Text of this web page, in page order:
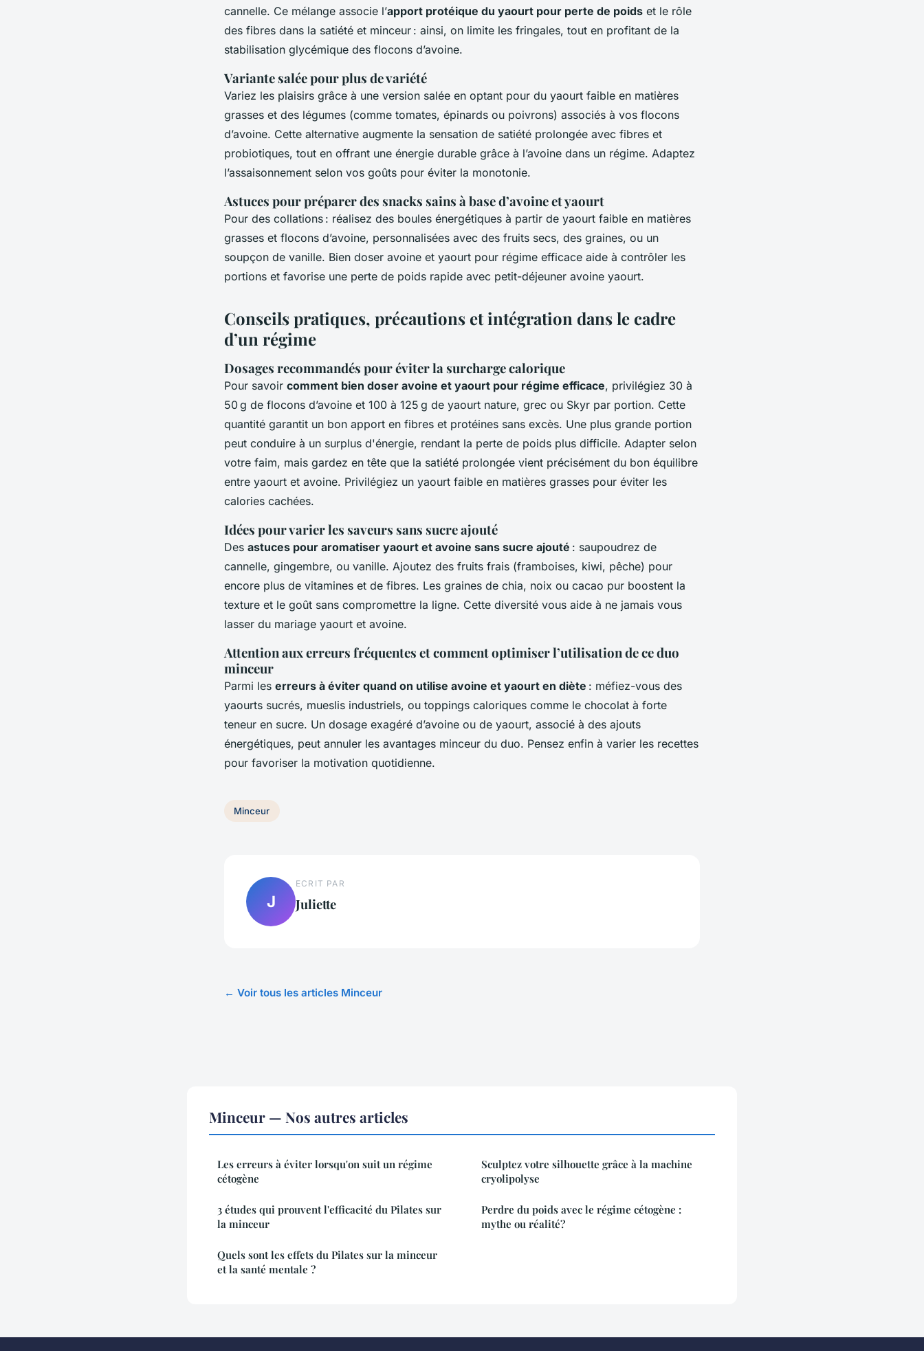
cannelle. Ce mélange associe l’apport protéique du yaourt pour perte de poids et le rôle
des fibres dans la satiété et minceur : ainsi, on limite les fringales, tout en profitant de la
stabilisation glycémique des flocons d’avoine.
Variante salée pour plus de variété
Variez les plaisirs grâce à une version salée en optant pour du yaourt faible en matières
grasses et des légumes (comme tomates, épinards ou poivrons) associés à vos flocons
d’avoine. Cette alternative augmente la sensation de satiété prolongée avec fibres et
probiotiques, tout en offrant une énergie durable grâce à l’avoine dans un régime. Adaptez
l’assaisonnement selon vos goûts pour éviter la monotonie.
Astuces pour préparer des snacks sains à base d’avoine et yaourt
Pour des collations : réalisez des boules énergétiques à partir de yaourt faible en matières
grasses et flocons d’avoine, personnalisées avec des fruits secs, des graines, ou un
soupçon de vanille. Bien doser avoine et yaourt pour régime efficace aide à contrôler les
portions et favorise une perte de poids rapide avec petit-déjeuner avoine yaourt.
Conseils pratiques, précautions et intégration dans le cadre
d’un régime
Dosages recommandés pour éviter la surcharge calorique
Pour savoir comment bien doser avoine et yaourt pour régime efficace, privilégiez 30 à
50 g de flocons d’avoine et 100 à 125 g de yaourt nature, grec ou Skyr par portion. Cette
quantité garantit un bon apport en fibres et protéines sans excès. Une plus grande portion
peut conduire à un surplus d'énergie, rendant la perte de poids plus difficile. Adapter selon
votre faim, mais gardez en tête que la satiété prolongée vient précisément du bon équilibre
entre yaourt et avoine. Privilégiez un yaourt faible en matières grasses pour éviter les
calories cachées.
Idées pour varier les saveurs sans sucre ajouté
Des astuces pour aromatiser yaourt et avoine sans sucre ajouté : saupoudrez de
cannelle, gingembre, ou vanille. Ajoutez des fruits frais (framboises, kiwi, pêche) pour
encore plus de vitamines et de fibres. Les graines de chia, noix ou cacao pur boostent la
texture et le goût sans compromettre la ligne. Cette diversité vous aide à ne jamais vous
lasser du mariage yaourt et avoine.
Attention aux erreurs fréquentes et comment optimiser l’utilisation de ce duo
minceur
Parmi les erreurs à éviter quand on utilise avoine et yaourt en diète : méfiez-vous des
yaourts sucrés, mueslis industriels, ou toppings caloriques comme le chocolat à forte
teneur en sucre. Un dosage exagéré d’avoine ou de yaourt, associé à des ajouts
énergétiques, peut annuler les avantages minceur du duo. Pensez enfin à varier les recettes
pour favoriser la motivation quotidienne.
Minceur
J
ECRIT PAR
Juliette
← Voir tous les articles Minceur
Minceur — Nos autres articles
Les erreurs à éviter lorsqu'on suit un régime
cétogène
3 études qui prouvent l'efficacité du Pilates sur
la minceur
Quels sont les effets du Pilates sur la minceur
et la santé mentale ?
Sculptez votre silhouette grâce à la machine
cryolipolyse
Perdre du poids avec le régime cétogène :
mythe ou réalité?